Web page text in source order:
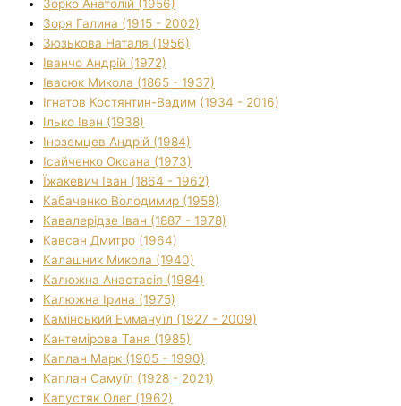
Зорко Анатолій (1956)
Зоря Галина (1915 - 2002)
Зюзькова Наталя (1956)
Іванчо Андрій (1972)
Івасюк Микола (1865 - 1937)
Ігнатов Костянтин-Вадим (1934 - 2016)
Ілько Іван (1938)
Іноземцев Андрій (1984)
Ісайченко Оксана (1973)
Їжакевич Іван (1864 - 1962)
Кабаченко Володимир (1958)
Кавалерідзе Іван (1887 - 1978)
Кавсан Дмитро (1964)
Калашник Микола (1940)
Калюжна Анастасія (1984)
Калюжна Ірина (1975)
Камінський Еммануїл (1927 - 2009)
Кантемірова Таня (1985)
Каплан Марк (1905 - 1990)
Каплан Самуїл (1928 - 2021)
Капустяк Олег (1962)